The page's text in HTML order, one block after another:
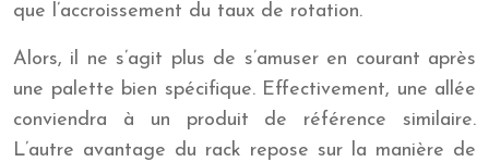
que l’accroissement du taux de rotation.
Alors, il ne s’agit plus de s’amuser en courant après
une palette bien spécifique. Effectivement, une allée
conviendra à un produit de référence similaire.
L’autre avantage du rack repose sur la manière de